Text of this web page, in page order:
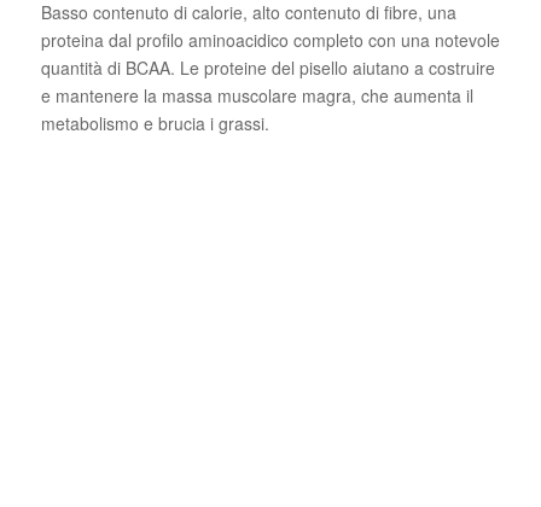
Basso contenuto di calorie, alto contenuto di fibre, una
proteina dal profilo aminoacidico completo con una notevole
quantità di BCAA. Le proteine del pisello aiutano a costruire
e mantenere la massa muscolare magra, che aumenta il
metabolismo e brucia i grassi.